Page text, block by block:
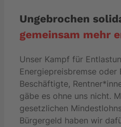
Ungebrochen
gemeinsam mehr
Unser Kampf für
Energiepreisbremse oder
Beschäftigte,
gäbe es ohne uns nicht.
gesetzlichen
Bürgergeld haben wir